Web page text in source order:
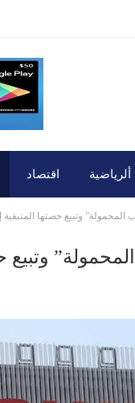
ألرياضية اقتصاد
المحمولة” وتبيع حصتها